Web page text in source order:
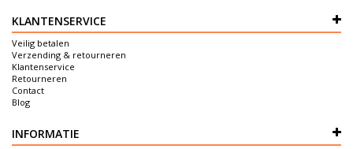
KLANTENSERVICE
Veilig betalen
Verzending & retourneren
Klantenservice
Retourneren
Contact
Blog
INFORMATIE